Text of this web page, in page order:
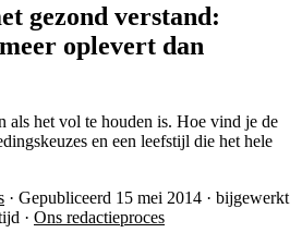
gezond verstand:
oplevert dan
als het vol te houden is. Hoe vind je de
en een leefstijl die het hele
· Gepubliceerd 15 mei 2014 · bijgewerkt
· Ons redactieproces